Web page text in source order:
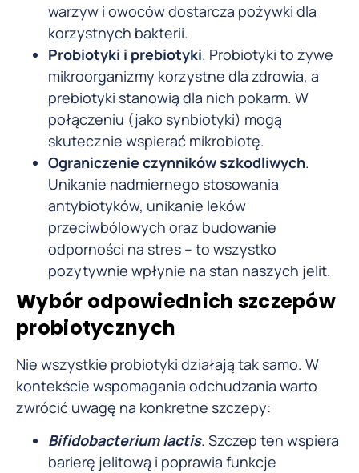
warzyw i owoców dostarcza pożywki dla
korzystnych bakterii.
Probiotyki i prebiotyki. Probiotyki to żywe
mikroorganizmy korzystne dla zdrowia, a
prebiotyki stanowią dla nich pokarm. W
połączeniu (jako synbiotyki) mogą
skutecznie wspierać mikrobiotę.
Ograniczenie czynników szkodliwych.
Unikanie nadmiernego stosowania
antybiotyków, unikanie leków
przeciwbólowych oraz budowanie
odporności na stres – to wszystko
pozytywnie wpłynie na stan naszych jelit.
Wybór odpowiednich szczepów
probiotycznych
Nie wszystkie probiotyki działają tak samo. W
kontekście wspomagania odchudzania warto
zwrócić uwagę na konkretne szczepy:
Bifidobacterium lactis. Szczep ten wspiera
barierę jelitową i poprawia funkcje